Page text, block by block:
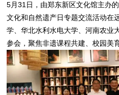
5月31日，由郑东新区文化馆主办
文化和自然遗产日专题交流活动在
学、华北水利水电大学、河南农业
参会，聚焦非遗课程共建、校园美